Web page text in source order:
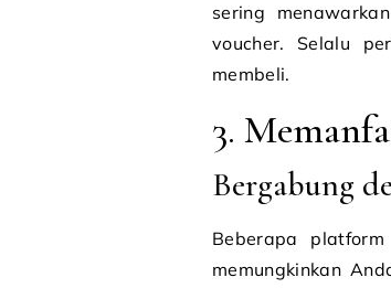
sering
voucher. Selalu
membeli.
3.
Bergabung
Beberapa
memungkinkan